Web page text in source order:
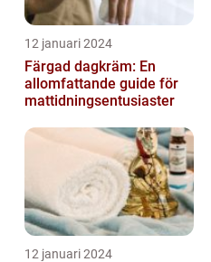
12 januari 2024
Färgad dagkräm: En
allomfattande guide för
mattidningsentusiaster
12 januari 2024